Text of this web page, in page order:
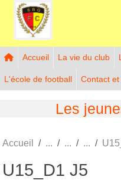
Accueil La vie du club
L'école de football Contact et
Les
Accueil
U15_D1 J5
Panneau de gestion des